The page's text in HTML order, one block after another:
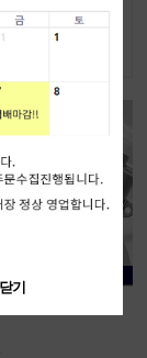
외 발송
1,149,000원
닫기